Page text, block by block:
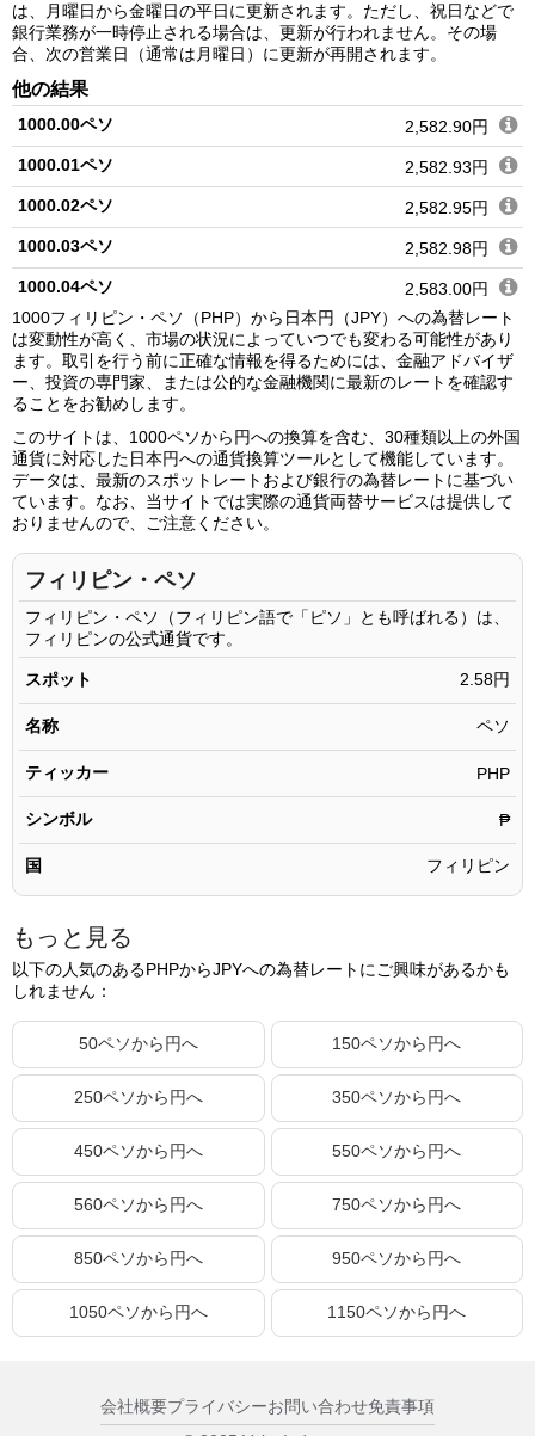
は、月曜日から金曜日の平日に更新されます。ただし、祝日などで
銀行業務が一時停止される場合は、更新が行われません。その場
合、次の営業日（通常は月曜日）に更新が再開されます。
他の結果
1000.00ペソ
2,582.90円
1000.01ペソ
2,582.93円
1000.02ペソ
2,582.95円
1000.03ペソ
2,582.98円
1000.04ペソ
2,583.00円
1000.05ペソ
2,583.03円
1000.06ペソ
2,583.05円
1000.07ペソ
1000.08ペソ
2,583.11円
1000.09ペソ
2,583.13円
1000.10ペソ
1000.11ペソ
1000.12ペソ
2,583.21円
1000.13ペソ
2,583.24円
1000.14ペソ
1000.15ペソ
2,583.29円
1000.16ペソ
2,583.31円
1000.17ペソ
1000.18ペソ
2,583.36円
1000.19ペソ
2,583.39円
1000.20ペソ
1000.21ペソ
2,583.44円
1000.22ペソ
2,583.47円
1000.24ペソ
2,583.52円
2,583.55円
1000.26ペソ
2,583.57円
1000.28ペソ
2,583.62円
2,583.65円
1000.30ペソ
1000.32ペソ
2,583.73円
1000フィリピン・ペソ（PHP）から日本円（JPY）への為替レート
は変動性が高く、市場の状況によっていつでも変わる可能性があり
ます。取引を行う前に正確な情報を得るためには、金融アドバイザ
ー、投資の専門家、または公的な金融機関に最新のレートを確認す
ることをお勧めします。
このサイトは、1000ペソから円への換算を含む、30種類以上の外国
通貨に対応した日本円への通貨換算ツールとして機能しています。
データは、最新のスポットレートおよび銀行の為替レートに基づい
ています。なお、当サイトでは実際の通貨両替サービスは提供して
おりませんので、ご注意ください。
フィリピン・ペソ
フィリピン・ペソ（フィリピン語で「ピソ」とも呼ばれる）は、
フィリピンの公式通貨です。
スポット 2.58円
名称 ペソ
ティッカー PHP
シンボル ₱
国 フィリピン
もっと見る
以下の人気のあるPHPからJPYへの為替レートにご興味があるかも
しれません：
50ペソから円へ 150ペソから円へ
250ペソから円へ 350ペソから円へ
450ペソから円へ 550ペソから円へ
560ペソから円へ 750ペソから円へ
850ペソから円へ 950ペソから円へ
1050ペソから円へ 1150ペソから円へ
会社概要プライバシーお問い合わせ免責事項